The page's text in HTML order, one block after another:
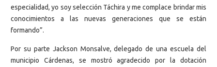
especialidad, yo soy selección Táchira y me complace brindar mis
conocimientos a las nuevas generaciones que se están
formando”.
Por su parte Jackson Monsalve, delegado de una escuela del
municipio Cárdenas, se mostró agradecido por la dotación